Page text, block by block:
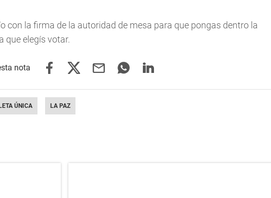
con la firma de la autoridad de mesa para que pongas dentro la
que elegís votar.
ÚNICA LA PAZ